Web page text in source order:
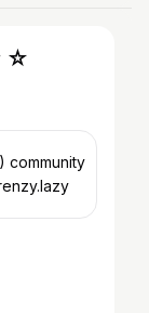
☆
community
media @frenzy.lazy